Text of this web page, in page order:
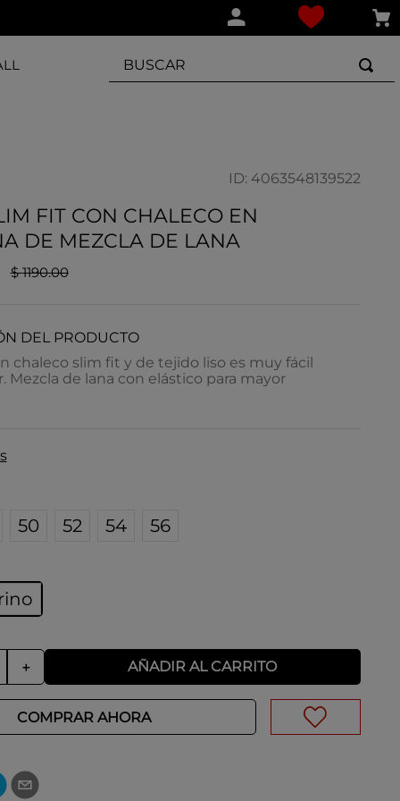
BUSCAR
ID: 4063548139522
FIT CON CHALECO EN
DE MEZCLA DE LANA
$ 1190.00
DEL PRODUCTO
chaleco slim fit y de tejido liso es muy fácil
Mezcla de lana con elástico para mayor
50 52 54 56
＋ AÑADIR AL CARRITO
COMPRAR AHORA